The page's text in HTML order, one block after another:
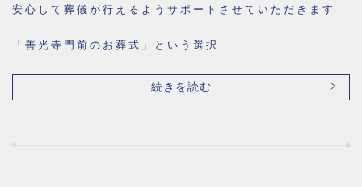
安心して葬儀が行えるようサポートさせていただきます
「善光寺門前のお葬式」という選択
続きを読む